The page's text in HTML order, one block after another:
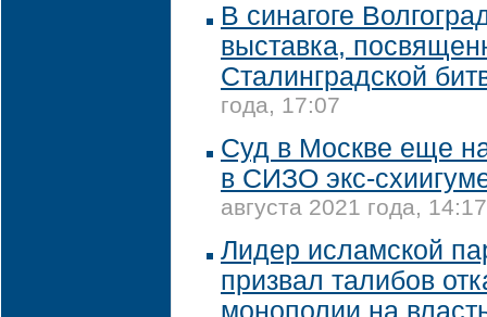
В синагоге
выставка,
Сталинградской
года, 17:07
Суд в Москве еще
в СИЗО экс-
августа 2021 года, 14:17
Лидер исламской
призвал талибов
монополии на